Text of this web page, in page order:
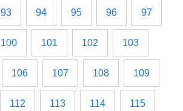
93 94 95 96 97
100 101 102 103
106 107 108 109
112 113 114 115